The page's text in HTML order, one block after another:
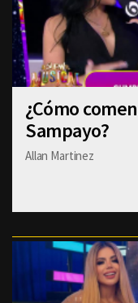
¿Cómo
Sampayo?
Allan Martinez